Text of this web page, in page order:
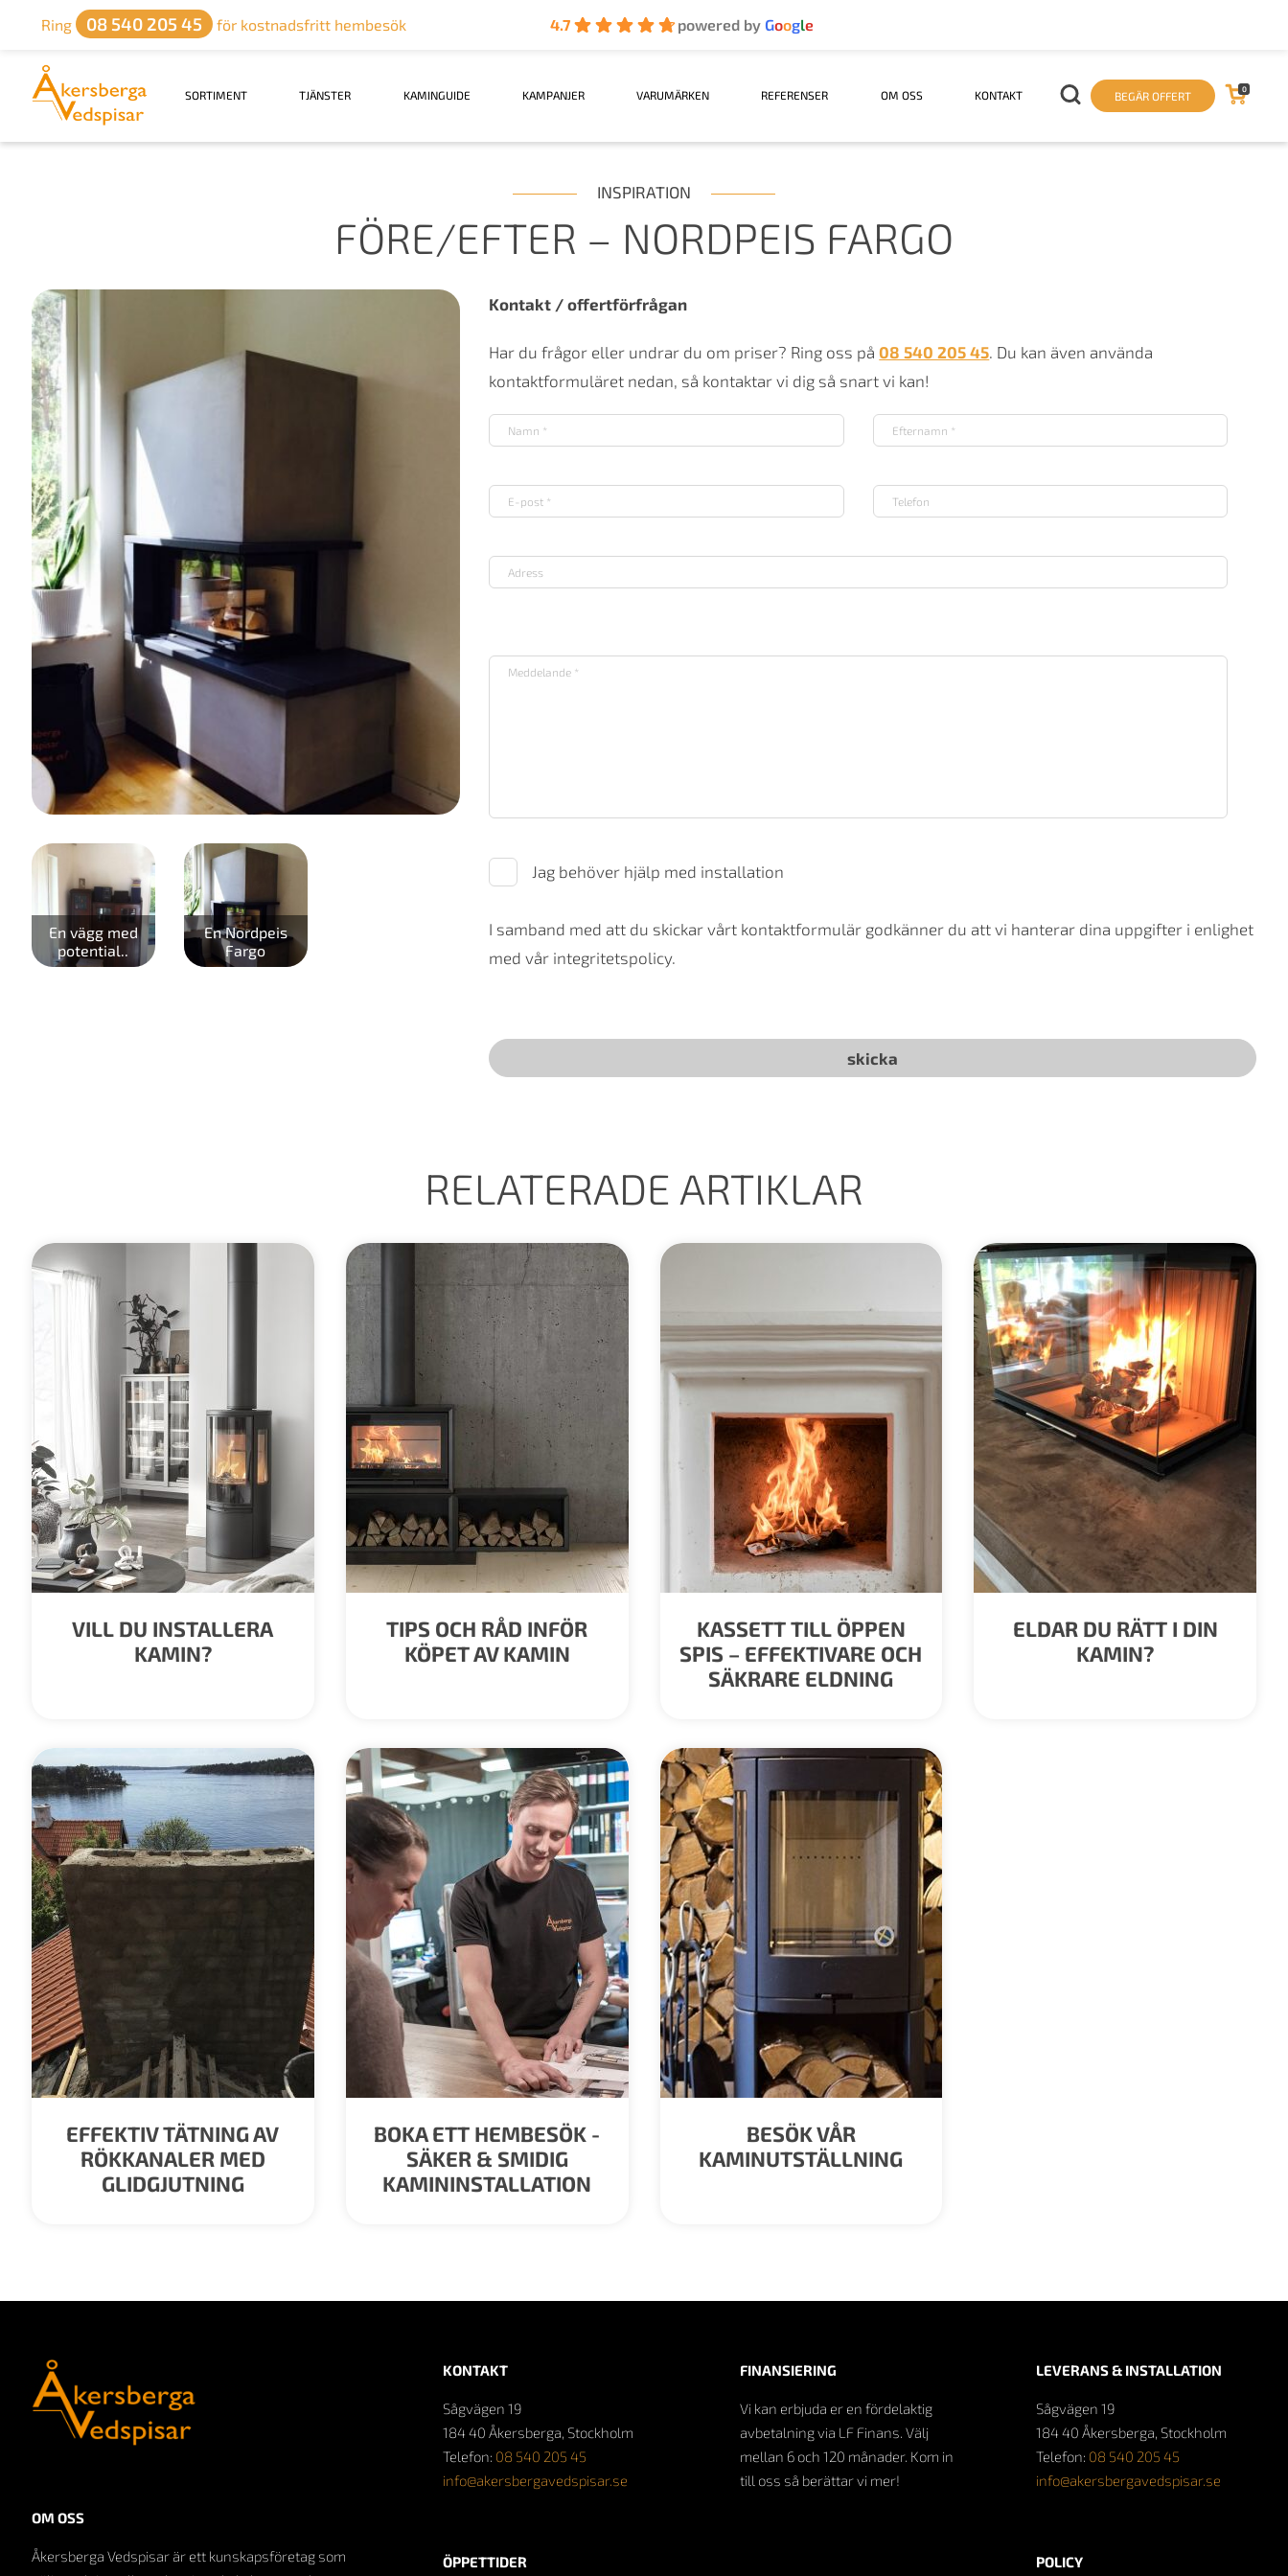
Ring 08 540 205 45 för kostnadsfritt hembesök 4.7 powered byGoogle
SORTIMENT TJÄNSTER KAMINGUIDE KAMPANJER VARUMÄRKEN REFERENSER OM OSS KONTAKT BEGÄR OFFERT 0
INSPIRATION
FÖRE/EFTER – NORDPEIS FARGO
En vägg med
potential..
En Nordpeis
Fargo
Kontakt / offertförfrågan
Har du frågor eller undrar du om priser? Ring oss på08 540 205 45. Du kan även använda
kontaktformuläret nedan, så kontaktar vi dig så snart vi kan!
Jag behöver hjälp med installation
I samband med att du skickar vårt kontaktformulär godkänner du att vi hanterar dina uppgifter i enlighet
med vår integritetspolicy.
RELATERADE ARTIKLAR
VILL DU INSTALLERA
KAMIN?
TIPS OCH RÅD INFÖR
KÖPET AV KAMIN
KASSETT TILL ÖPPEN
SPIS – EFFEKTIVARE OCH
SÄKRARE ELDNING
ELDAR DU RÄTT I DIN
KAMIN?
EFFEKTIV TÄTNING AV
RÖKKANALER MED
GLIDGJUTNING
BOKA ETT HEMBESÖK -
SÄKER & SMIDIG
KAMININSTALLATION
BESÖK VÅR
KAMINUTSTÄLLNING
OM OSS
Åkersberga Vedspisar är ett kunskapsföretag som
KONTAKT
Sågvägen 19
184 40 Åkersberga, Stockholm
Telefon: 08 540 205 45
info@akersbergavedspisar.se
ÖPPETTIDER
FINANSIERING
Vi kan erbjuda er en fördelaktig
avbetalning via LF Finans. Välj
mellan 6 och 120 månader. Kom in
till oss så berättar vi mer!
LEVERANS & INSTALLATION
Sågvägen 19
184 40 Åkersberga, Stockholm
Telefon: 08 540 205 45
info@akersbergavedspisar.se
POLICY